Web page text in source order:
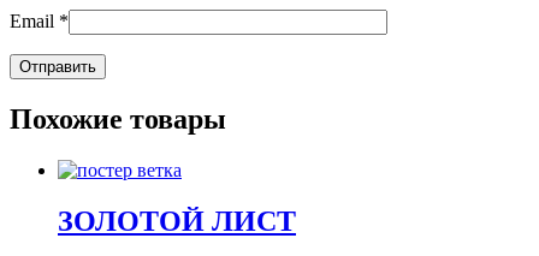
Email *
Похожие товары
ЗОЛОТОЙ ЛИСТ